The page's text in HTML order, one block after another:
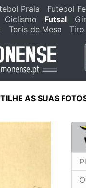
Praia Futebol
Ciclismo Futsal
Tenis de Mesa Tiro
AS SUAS